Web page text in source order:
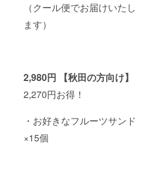
（クール便でお届けいたし
ます）
2,980円 【秋田の方向け】
2,270円お得！
・お好きなフルーツサンド
×15個